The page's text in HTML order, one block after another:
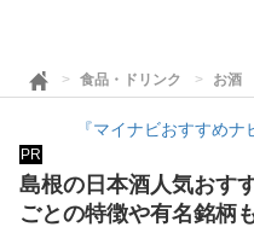
食品・ドリンク お酒
『マイナビおすすめ
PR
島根の日本酒人気おす
ごとの特徴や有名銘柄